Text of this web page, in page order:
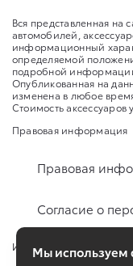
Вся представленная
автомобилей,
информационный
определяемой
подробной
Опубликованная на
изменена в любое
Стоимость аксессуаров
Правовая информация
Правовая
Согласие о
Изменить настройку
Мы